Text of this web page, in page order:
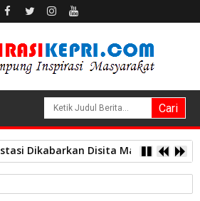
Dikabarkan Disita Mabes Polri